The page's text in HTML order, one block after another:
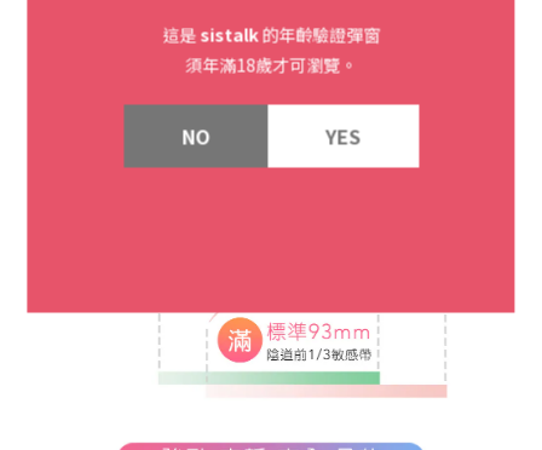
這是 sistalk的年齡驗證彈窗
須年滿18歲才可瀏覽。
NO YES